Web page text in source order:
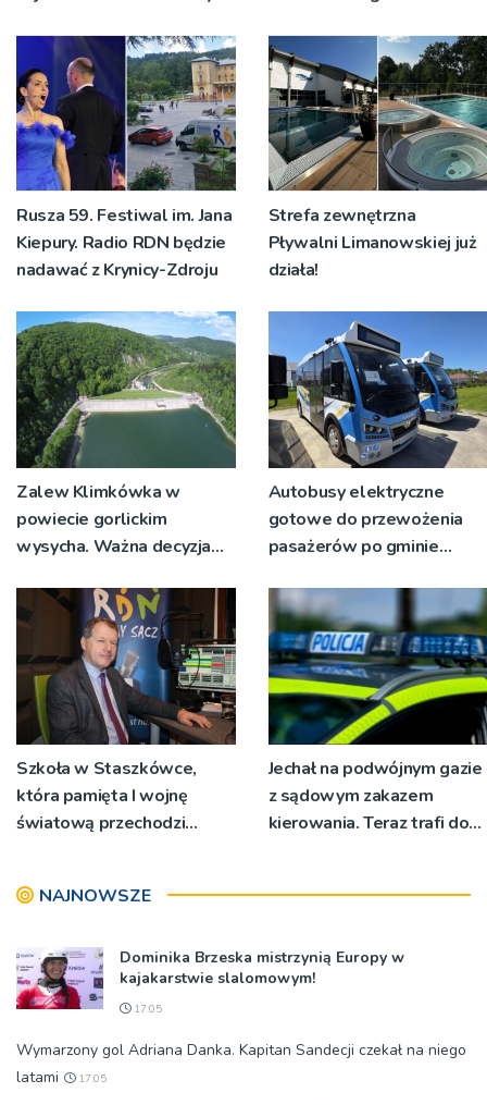
Rusza 59. Festiwal im. Jana
Kiepury. Radio RDN będzie
nadawać z Krynicy-Zdroju
Strefa zewnętrzna
Pływalni Limanowskiej już
działa!
Zalew Klimkówka w
powiecie gorlickim
wysycha. Ważna decyzja
Autobusy elektryczne
gotowe do przewożenia
pasażerów po gminie
Szkoła w Staszkówce,
która pamięta I wojnę
światową przechodzi
Jechał na podwójnym gazie
z sądowym zakazem
kierowania. Teraz trafi do
NAJNOWSZE
Dominika Brzeska mistrzynią Europy w
kajakarstwie slalomowym!
17:05
Wymarzony gol Adriana Danka. Kapitan Sandecji czekał na niego
latami
17:05